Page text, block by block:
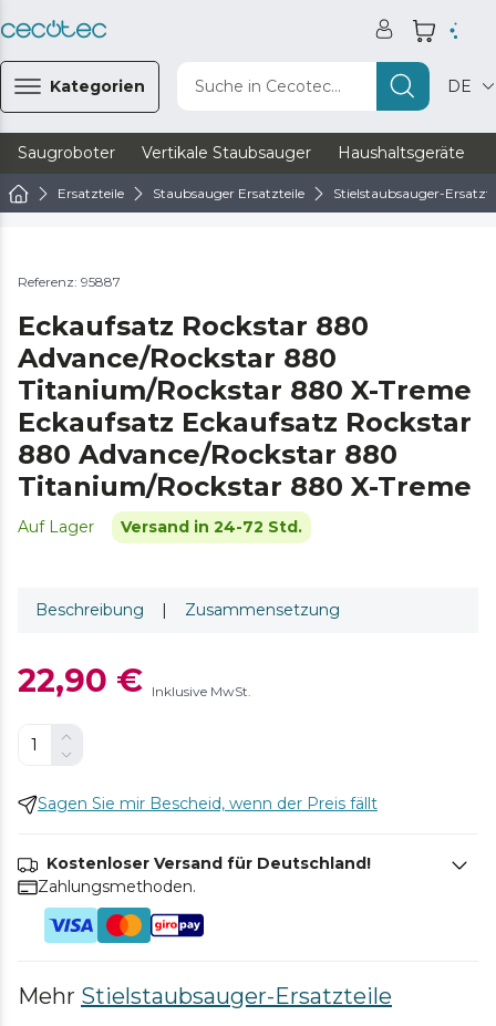
Kategorien Suche in Cecotec... DE
Saugroboter Vertikale Staubsauger Haushaltsgeräte
Ersatzteile Staubsauger Ersatzteile Stielstaubsauger-
Referenz: 95887
Eckaufsatz Rockstar 880
Advance/Rockstar 880
Titanium/Rockstar 880 X-Treme
Eckaufsatz Eckaufsatz Rockstar
880 Advance/Rockstar 880
Titanium/Rockstar 880 X-Treme
Auf Lager Versand in 24-72 Std.
Beschreibung | Zusammensetzung
22,90 € Inklusive MwSt.
Sagen Sie mir Bescheid, wenn der Preis fällt
Kostenloser Versand für Deutschland!
Zahlungsmethoden.
Mehr Stielstaubsauger-Ersatzteile